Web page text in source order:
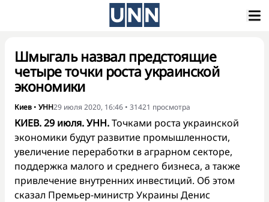
Шмыгаль назвал предстоящие
четыре точки роста украинской
экономики
Киев • УНН29 июля 2020, 16:46 • 31421 просмотра
КИЕВ. 29 июля. УНН.Точками роста украинской
экономики будут развитие промышленности,
увеличение переработки в аграрном секторе,
поддержка малого и среднего бизнеса, а также
привлечение внутренних инвестиций. Об этом
сказал Премьер-министр Украины Денис